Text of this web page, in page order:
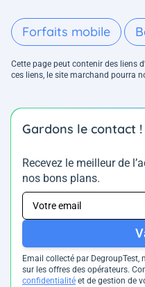
Forfaits mobile
Cette page peut contenir des liens
ces liens, le site marchand pourra
Gardons le contact !
Recevez le meilleur de
nos bons plans.
Email collecté par
sur les offres des opérateurs.
confidentialité et de gestion de